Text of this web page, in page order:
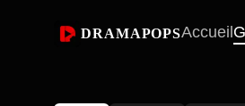
DRAMAPOPSAccueil